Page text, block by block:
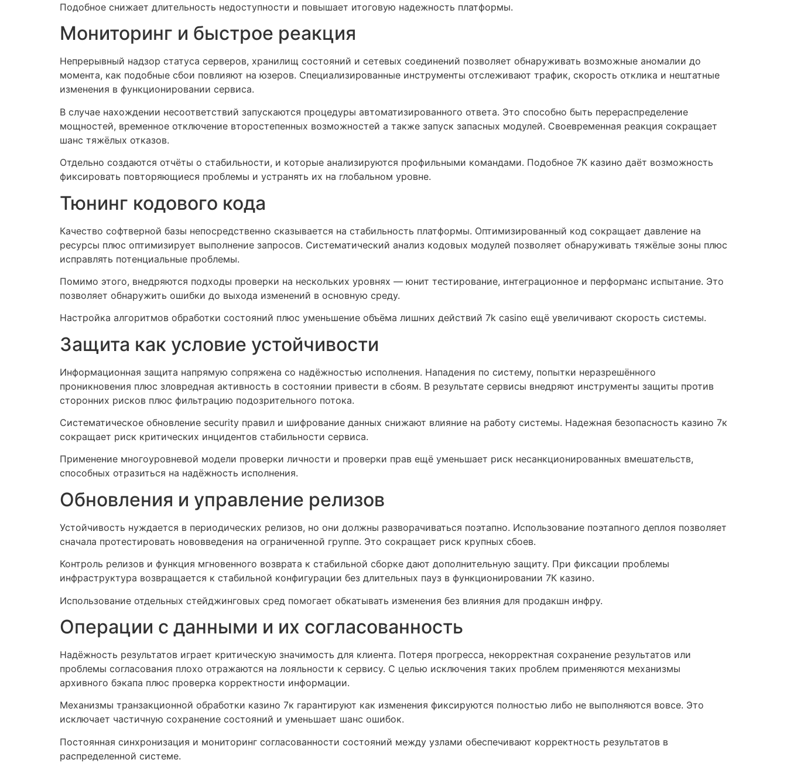
Подобное снижает длительность недоступности и повышает итоговую надежность платформы.
Мониторинг и быстрое реакция
Непрерывный надзор статуса серверов, хранилищ состояний и сетевых соединений позволяет обнаруживать возможные аномалии до
момента, как подобные сбои повлияют на юзеров. Специализированные инструменты отслеживают трафик, скорость отклика и нештатные
изменения в функционировании сервиса.
В случае нахождении несоответствий запускаются процедуры автоматизированного ответа. Это способно быть перераспределение
мощностей, временное отключение второстепенных возможностей а также запуск запасных модулей. Своевременная реакция сокращает
шанс тяжёлых отказов.
Отдельно создаются отчёты о стабильности, и которые анализируются профильными командами. Подобное 7К казино даёт возможность
фиксировать повторяющиеся проблемы и устранять их на глобальном уровне.
Тюнинг кодового кода
Качество софтверной базы непосредственно сказывается на стабильность платформы. Оптимизированный код сокращает давление на
ресурсы плюс оптимизирует выполнение запросов. Систематический анализ кодовых модулей позволяет обнаруживать тяжёлые зоны плюс
исправлять потенциальные проблемы.
Помимо этого, внедряются подходы проверки на нескольких уровнях — юнит тестирование, интеграционное и перформанс испытание. Это
позволяет обнаружить ошибки до выхода изменений в основную среду.
Настройка алгоритмов обработки состояний плюс уменьшение объёма лишних действий 7k casino ещё увеличивают скорость системы.
Защита как условие устойчивости
Информационная защита напрямую сопряжена со надёжностью исполнения. Нападения по систему, попытки неразрешённого
проникновения плюс зловредная активность в состоянии привести в сбоям. В результате сервисы внедряют инструменты защиты против
сторонних рисков плюс фильтрацию подозрительного потока.
Систематическое обновление security правил и шифрование данных снижают влияние на работу системы. Надежная безопасность казино 7к
сокращает риск критических инцидентов стабильности сервиса.
Применение многоуровневой модели проверки личности и проверки прав ещё уменьшает риск несанкционированных вмешательств,
способных отразиться на надёжность исполнения.
Обновления и управление релизов
Устойчивость нуждается в периодических релизов, но они должны разворачиваться поэтапно. Использование поэтапного деплоя позволяет
сначала протестировать нововведения на ограниченной группе. Это сокращает риск крупных сбоев.
Контроль релизов и функция мгновенного возврата к стабильной сборке дают дополнительную защиту. При фиксации проблемы
инфраструктура возвращается к стабильной конфигурации без длительных пауз в функционировании 7К казино.
Использование отдельных стейджинговых сред помогает обкатывать изменения без влияния для продакшн инфру.
Операции с данными и их согласованность
Надёжность результатов играет критическую значимость для клиента. Потеря прогресса, некорректная сохранение результатов или
проблемы согласования плохо отражаются на лояльности к сервису. С целью исключения таких проблем применяются механизмы
архивного бэкапа плюс проверка корректности информации.
Механизмы транзакционной обработки казино 7к гарантируют как изменения фиксируются полностью либо не выполняются вовсе. Это
исключает частичную сохранение состояний и уменьшает шанс ошибок.
Постоянная синхронизация и мониторинг согласованности состояний между узлами обеспечивают корректность результатов в
распределенной системе.